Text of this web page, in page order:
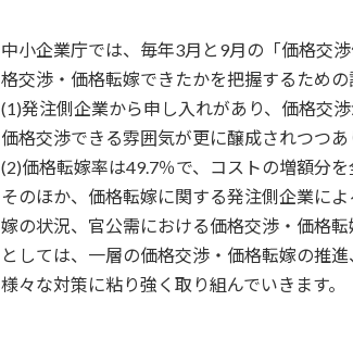
新
日
時
:
中小企業庁では、毎年3月と9月の「価格交
格交渉・価格転嫁できたかを把握するため
(1)発注側企業から申し入れがあり、価格交
価格交渉できる雰囲気が更に醸成されつつあ
(2)価格転嫁率は49.7％で、コストの増額分
そのほか、価格転嫁に関する発注側企業に
嫁の状況、官公需における価格交渉・価格
としては、一層の価格交渉・価格転嫁の推
様々な対策に粘り強く取り組んでいきます。